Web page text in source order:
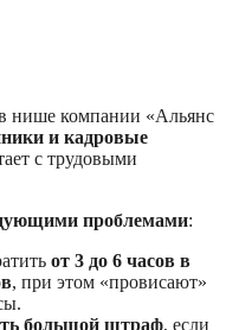
компании «Альянс
и кадровые
с трудовыми
проблемами:
от 3 до 6 часов в
, при этом «провисают»
большой штраф, если